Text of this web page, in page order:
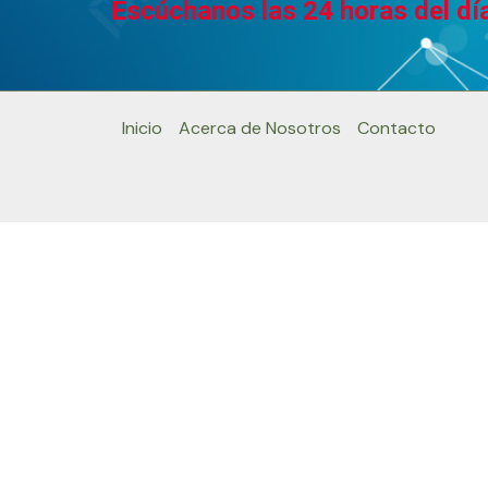
Escúchanos las 24 horas del
Inicio Acerca de Nosotros
Contacto